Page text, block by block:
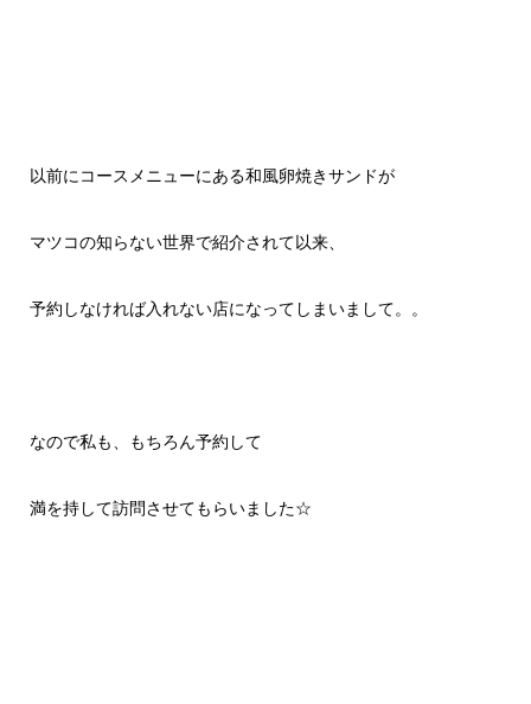
以前にコースメニューにある和風卵焼きサンドが
マツコの知らない世界で紹介されて以来、
予約しなければ入れない店になってしまいまして。。
なので私も、もちろん予約して
満を持して訪問させてもらいました☆